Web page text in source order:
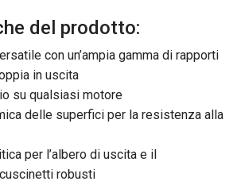
del prodotto:
con un’ampia gamma di rapporti
in uscita
su qualsiasi motore
delle superfici per la resistenza alla
per l’albero di uscita e il
robusti